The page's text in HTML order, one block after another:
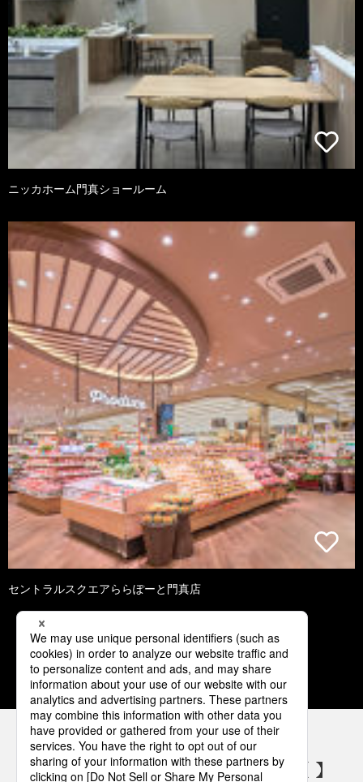
ニッカホーム門真ショールーム
セントラルスクエアららぽーと門真店
1 2 3 4 5
パナソニックの電気設備 SNSアカウント